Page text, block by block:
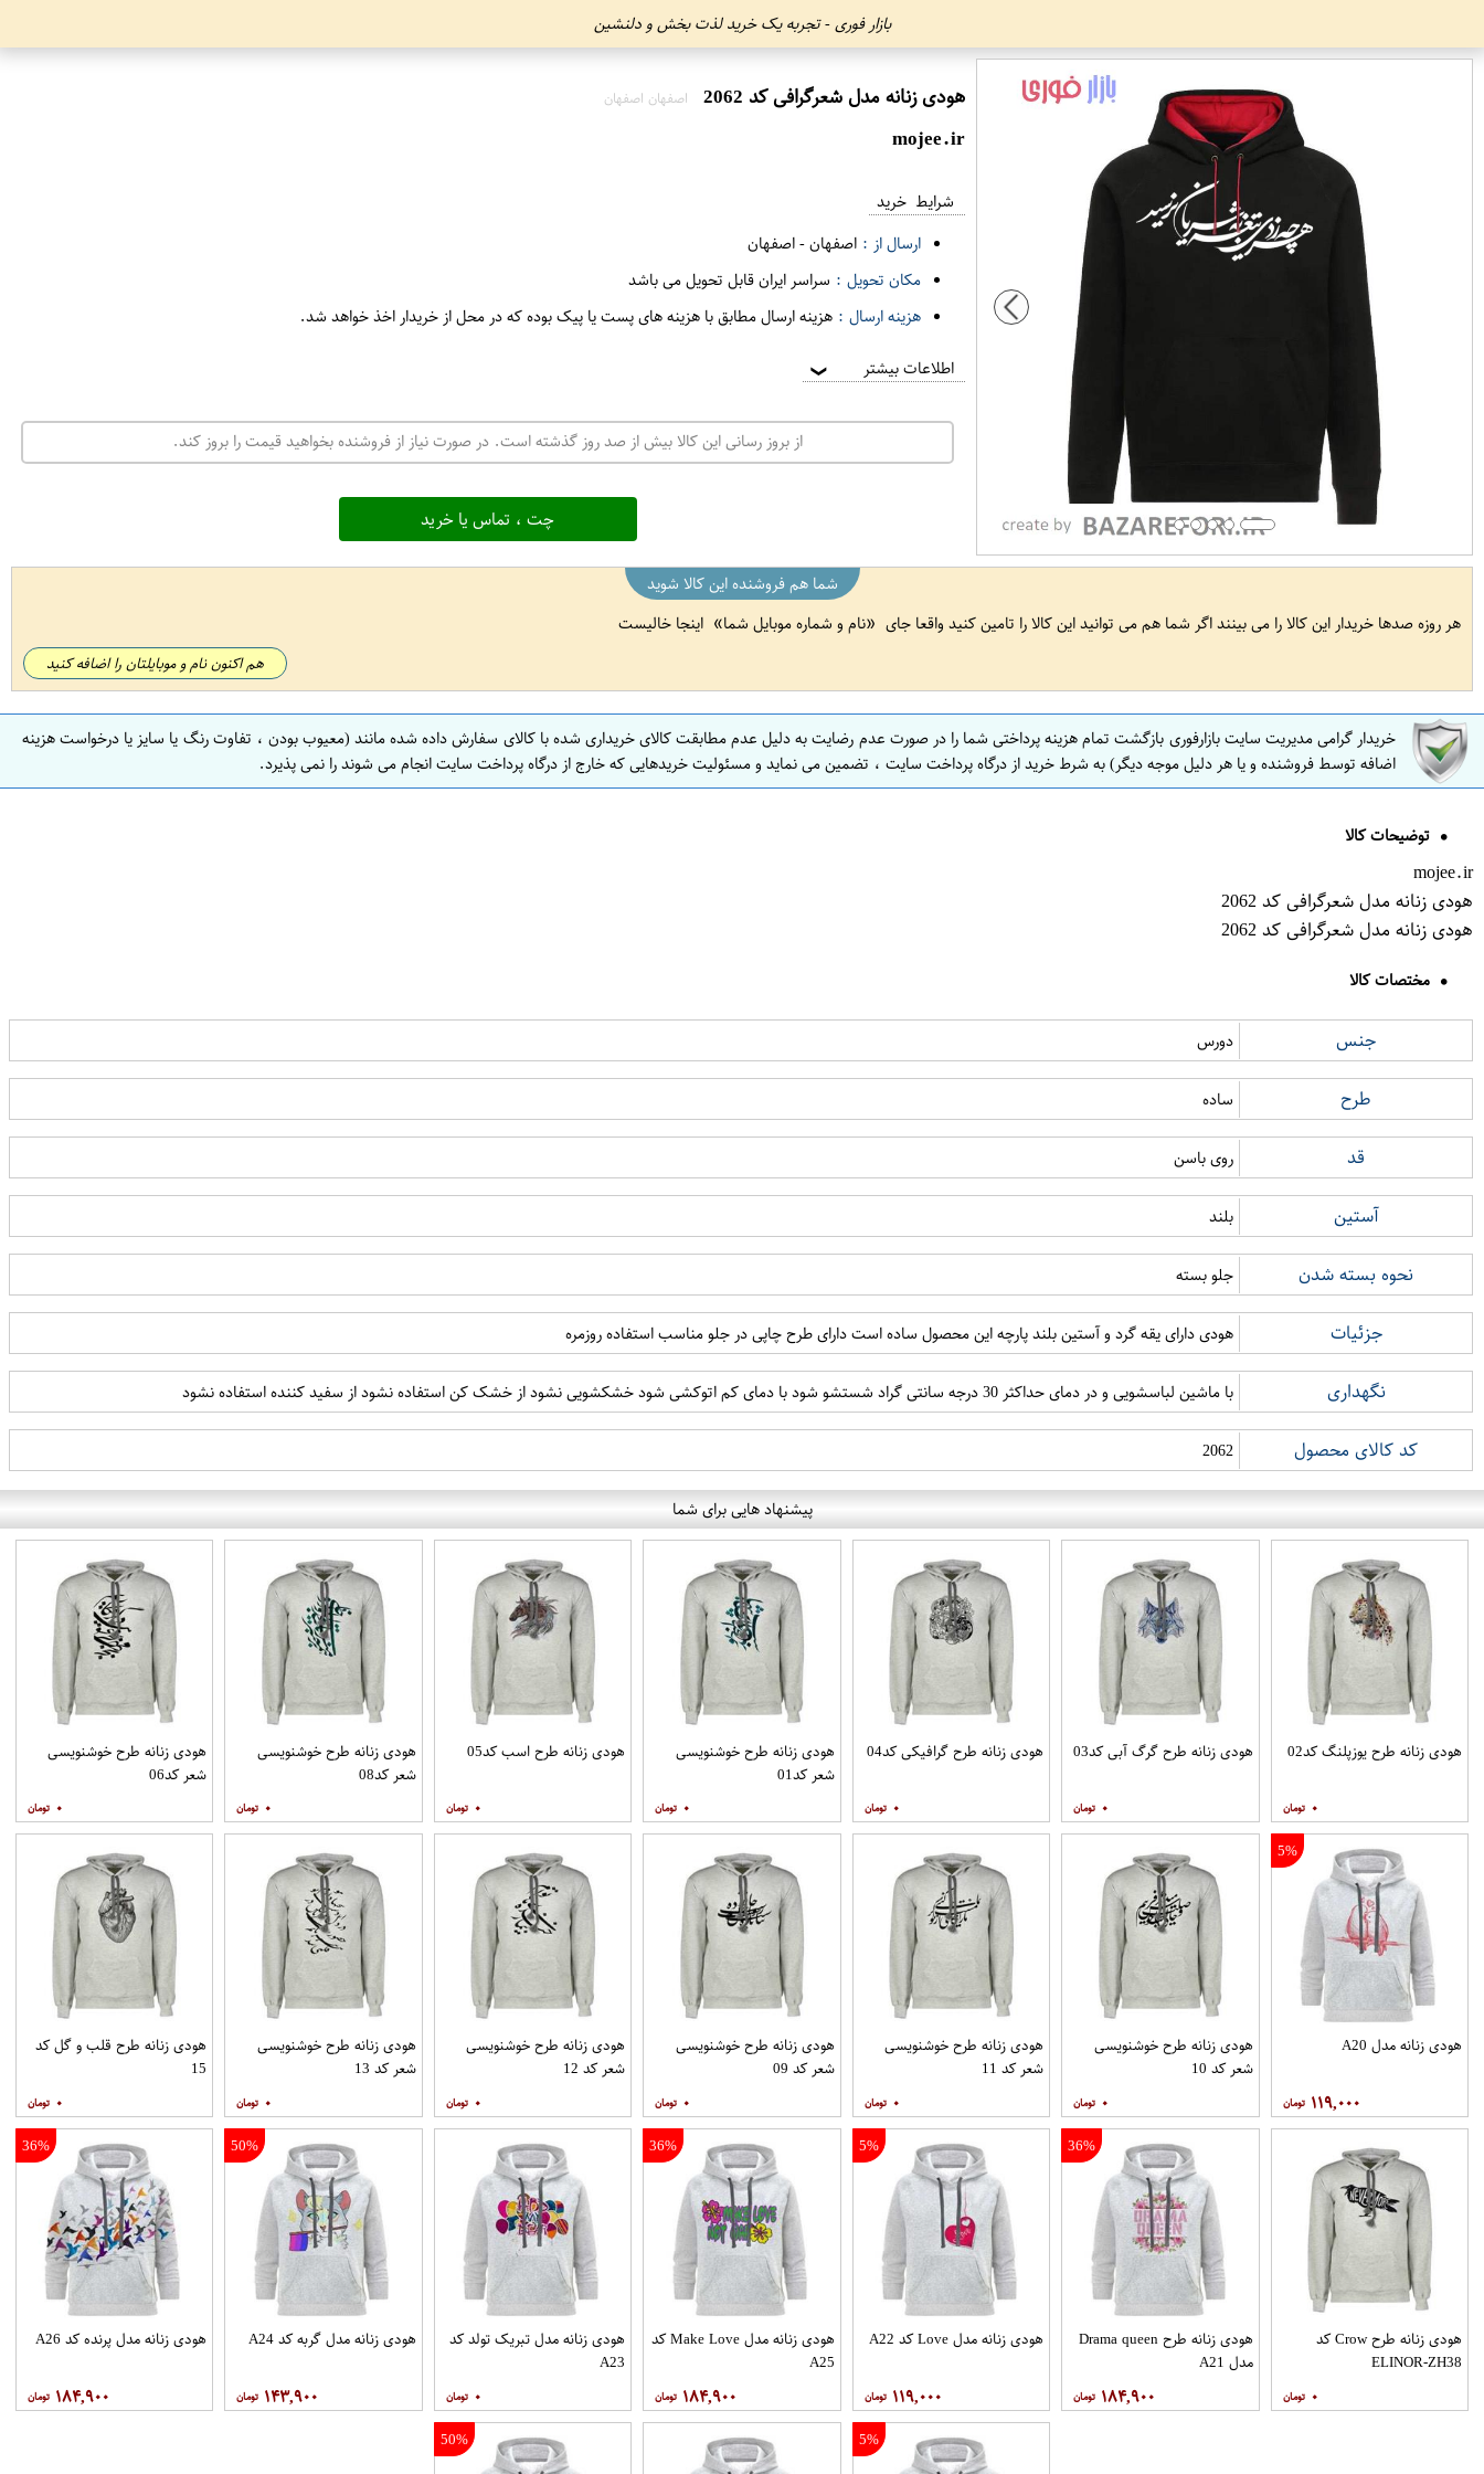
بازار فوری - تجربه یک خرید لذت بخش و دلنشین
هودی زنانه مدل شعرگرافی کد 2062 اصفهان اصفهان
mojee.ir
شرایط خرید
ارسال از : اصفهان-اصفهان
مکان تحویل : سراسر ایران قابل تحویل می باشد
هزینه ارسال : هزینه ارسال مطابق با هزینه های پست یا پیک بوده که در محل از خریدار اخذ خواهد شد.
اطلاعات بیشتر ❯
از بروز رسانی این کالا بیش از صد روز گذشته است. در صورت نیاز از فروشنده بخواهید قیمت را بروز کند.
چت ، تماس یا خرید
شما هم فروشنده این کالا شوید
هر روزه صدها خریدار این کالا را می بینند اگر شما هم می توانید این کالا را تامین کنید واقعا جای
نام و شماره موبایل شما اینجا خالیست
هم اکنون نام و موبایلتان را اضافه کنید
خریدار گرامی مدیریت سایت بازارفوری بازگشت تمام هزینه پرداختی شما را در صورت عدم رضایت به دلیل عدم مطابقت کالای خریداری شده با کالای سفارش داده شده مانند (معیوب بودن ، تفاوت رنگ یا سایز یا درخواست هزینه
اضافه توسط فروشنده و یا هر دلیل موجه دیگر) به شرط خرید از درگاه پرداخت سایت ، تضمین می نماید و مسئولیت خریدهایی که خارج از درگاه پرداخت سایت انجام می شوند را نمی پذیرد.
توضیحات کالا
mojee.ir
هودی زنانه مدل شعرگرافی کد 2062
هودی زنانه مدل شعرگرافی کد 2062
مختصات کالا
جنس دورس
طرح ساده
قد روی باسن
آستین بلند
نحوه بسته شدن جلو بسته
جزئیات هودی دارای یقه گرد و آستین بلند پارچه این محصول ساده است دارای طرح چاپی در جلو مناسب استفاده روزمره
نگهداری با ماشین لباسشویی و در دمای حداکثر 30 درجه سانتی گراد شستشو شود با دمای کم اتوکشی شود خشکشویی نشود از خشک کن استفاده نشود از سفید کننده استفاده نشود
کد کالای محصول 2062
پیشنهاد هایی برای شما
هودی زنانه طرح یوزپلنگ کد02
۰
هودی زنانه طرح گرگ آبی کد03
۰
هودی زنانه طرح گرافیکی کد04
۰
هودی زنانه طرح خوشنویسی
شعر کد01
۰
هودی زنانه طرح اسب کد05
۰
هودی زنانه طرح خوشنویسی
شعر کد08
۰
هودی زنانه طرح خوشنویسی
شعر کد06
۰
5%
هودی زنانه مدل A20
۱۱۹,۰۰۰
هودی زنانه طرح خوشنویسی
شعر کد 10
۰
هودی زنانه طرح خوشنویسی
شعر کد 11
۰
هودی زنانه طرح خوشنویسی
شعر کد 09
۰
هودی زنانه طرح خوشنویسی
شعر کد 12
۰
هودی زنانه طرح خوشنویسی
شعر کد 13
۰
هودی زنانه طرح قلب و گل کد
15
۰
هودی زنانه طرح Crow کد
ELINOR-ZH38
۰
36%
هودی زنانه طرح Drama queen
مدل A21
۱۸۴,۹۰۰
5%
هودی زنانه مدل Love کد A22
۱۱۹,۰۰۰
36%
هودی زنانه مدل Make Love کد
A25
۱۸۴,۹۰۰
هودی زنانه مدل تبریک تولد کد
A23
۰
50%
هودی زنانه مدل گربه کد A24
۱۴۳,۹۰۰
36%
هودی زنانه مدل پرنده کد A26
۱۸۴,۹۰۰
5%
50%